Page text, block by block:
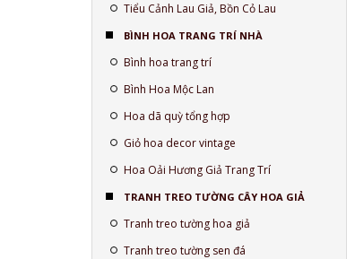
Tiểu Cảnh Lau Giả, Bồn Cỏ Lau
BÌNH HOA TRANG TRÍ NHÀ
Bình hoa trang trí
Bình Hoa Mộc Lan
Hoa dã quỳ tổng hợp
Giỏ hoa decor vintage
Hoa Oải Hương Giả Trang Trí
TRANH TREO TƯỜNG CÂY HOA GIẢ
Tranh treo tường hoa giả
Tranh treo tường sen đá